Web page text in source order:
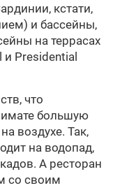
кстати,
и бассейны,
на террасах
Presidential
что
большую
воздухе. Так,
на водопад,
А ресторан
со своим